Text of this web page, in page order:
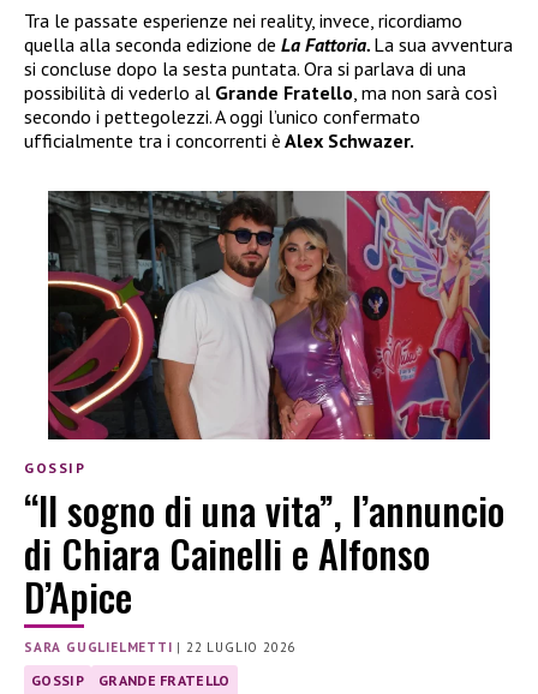
Tra le passate esperienze nei reality, invece, ricordiamo
quella alla seconda edizione de La Fattoria. La sua avventura
si concluse dopo la sesta puntata. Ora si parlava di una
possibilità di vederlo al Grande Fratello, ma non sarà così
secondo i pettegolezzi. A oggi l’unico confermato
ufficialmente tra i concorrenti è Alex Schwazer.
GOSSIP
“Il sogno di una vita”, l’annuncio
di Chiara Cainelli e Alfonso
D’Apice
SARA GUGLIELMETTI | 22 LUGLIO 2026
GOSSIP GRANDE FRATELLO